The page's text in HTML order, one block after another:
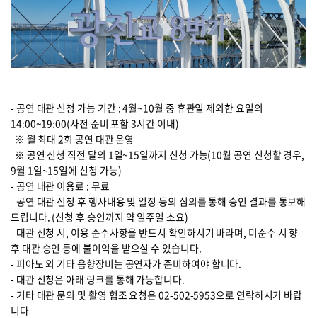
- 공연 대관 신청 가능 기간 : 4월~10월 중 휴관일 제외한 요일의
14:00~19:00(사전 준비 포함 3시간 이내)
※ 월 최대 2회 공연 대관 운영
※ 공연 신청 직전 달의 1일~15일까지 신청 가능(10월 공연 신청할 경우,
9월 1일~15일에 신청 가능)
- 공연 대관 이용료 : 무료
- 공연 대관 신청 후 행사내용 및 일정 등의 심의를 통해 승인 결과를 통보해
드립니다. (신청 후 승인까지 약 일주일 소요)
- 대관 신청 시, 이용 준수사항을 반드시 확인하시기 바라며, 미준수 시 향
후 대관 승인 등에 불이익을 받으실 수 있습니다.
- 피아노 외 기타 음향장비는 공연자가 준비하여야 합니다.
- 대관 신청은 아래 링크를 통해 가능합니다.
- 기타 대관 문의 및 촬영 협조 요청은 02-502-5953으로 연락하시기 바랍
니다